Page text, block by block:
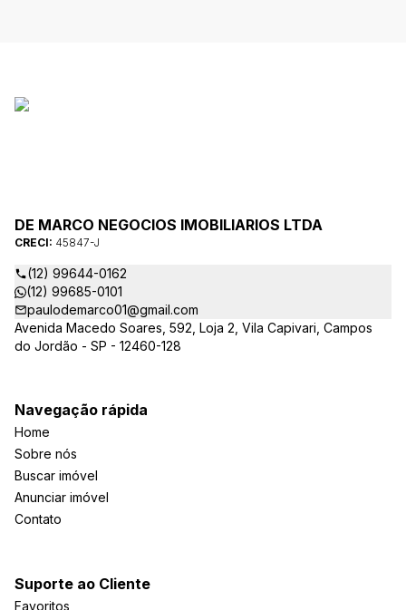
DE MARCO NEGOCIOS IMOBILIARIOS LTDA
CRECI: 45847-J
(12) 99644-0162
(12) 99685-0101
paulodemarco01@gmail.com
Avenida Macedo Soares, 592, Loja 2, Vila Capivari, Campos
do Jordão - SP - 12460-128
Navegação rápida
Home
Sobre nós
Buscar imóvel
Anunciar imóvel
Contato
Suporte ao Cliente
Favoritos